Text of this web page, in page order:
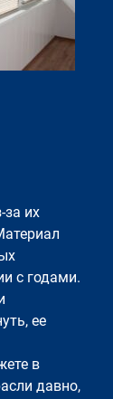
их
с годами.
ее
в
давно,